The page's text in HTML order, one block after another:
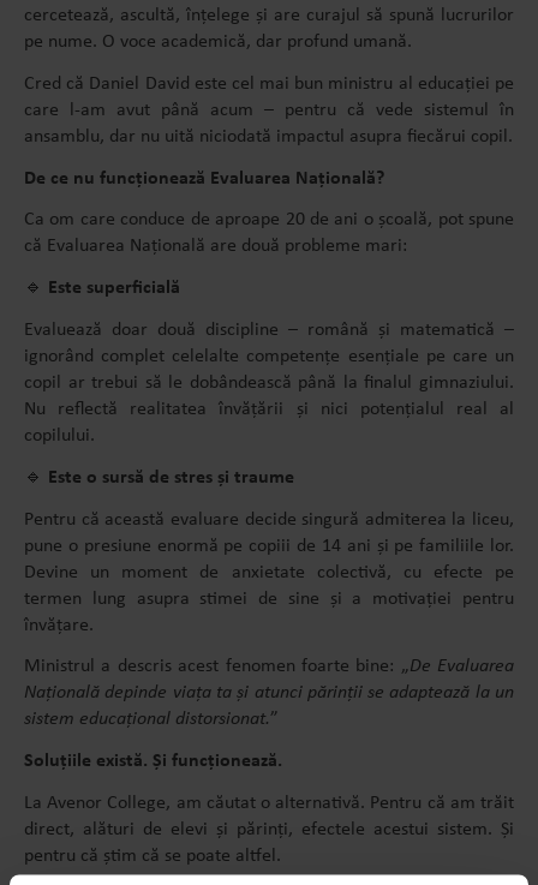
cercetează, ascultă, înțelege și are curajul să spună lucrurilor
pe nume. O voce academică, dar profund umană.
Cred că Daniel David este cel mai bun ministru al educației pe
care l-am avut până acum – pentru că vede sistemul în
ansamblu, dar nu uită niciodată impactul asupra fiecărui copil.
De ce nu funcționează Evaluarea Națională?
Ca om care conduce de aproape 20 de ani o școală, pot spune
că Evaluarea Națională are două probleme mari:
🔹 Este superficială
Evaluează doar două discipline – română și matematică –
ignorând complet celelalte competențe esențiale pe care un
copil ar trebui să le dobândească până la finalul gimnaziului.
Nu reflectă realitatea învățării și nici potențialul real al
copilului.
🔹 Este o sursă de stres și traume
Pentru că această evaluare decide singură admiterea la liceu,
pune o presiune enormă pe copiii de 14 ani și pe familiile lor.
Devine un moment de anxietate colectivă, cu efecte pe
termen lung asupra stimei de sine și a motivației pentru
învățare.
Ministrul a descris acest fenomen foarte bine: „De Evaluarea
Națională depinde viața ta și atunci părinții se adaptează la un
sistem educațional distorsionat.”
Soluțiile există. Și funcționează.
La Avenor College, am căutat o alternativă. Pentru că am trăit
direct, alături de elevi și părinți, efectele acestui sistem. Și
pentru că știm că se poate altfel.